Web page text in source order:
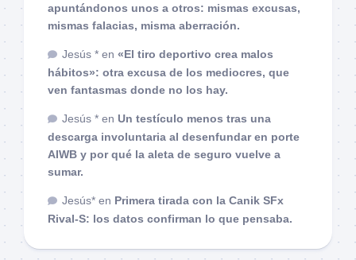
apuntándonos unos a otros: mismas excusas,
mismas falacias, misma aberración.
Jesús * en «El tiro deportivo crea malos
hábitos»: otra excusa de los mediocres, que
ven fantasmas donde no los hay.
Jesús * en Un testículo menos tras una
descarga involuntaria al desenfundar en porte
AIWB y por qué la aleta de seguro vuelve a
sumar.
Jesús* en Primera tirada con la Canik SFx
Rival-S: los datos confirman lo que pensaba.